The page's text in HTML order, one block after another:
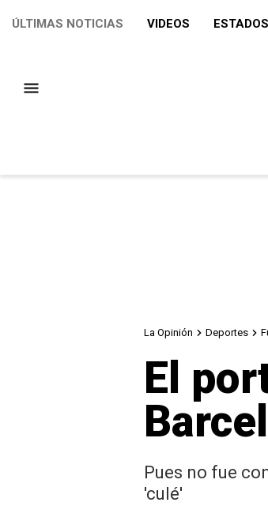
ÚLTIMAS NOTICIAS VIDEOS
La Opinión Deportes
El
Pues no fue
'culé'